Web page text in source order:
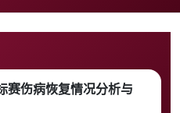
赛伤病恢复情况分析与